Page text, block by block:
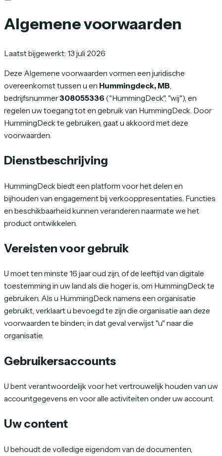
Algemene voorwaarden
Laatst bijgewerkt: 13 juli 2026
Deze Algemene voorwaarden vormen een juridische
overeenkomst tussen u en Hummingdeck, MB,
bedrijfsnummer308055336 ("HummingDeck", "wij"), en
regelen uw toegang tot en gebruik van HummingDeck. Door
HummingDeck te gebruiken, gaat u akkoord met deze
voorwaarden.
Dienstbeschrijving
HummingDeck biedt een platform voor het delen en
bijhouden van engagement bij verkooppresentaties. Functies
en beschikbaarheid kunnen veranderen naarmate we het
product ontwikkelen.
Vereisten voor gebruik
U moet ten minste 16 jaar oud zijn, of de leeftijd van digitale
toestemming in uw land als die hoger is, om HummingDeck te
gebruiken. Als u HummingDeck namens een organisatie
gebruikt, verklaart u bevoegd te zijn die organisatie aan deze
voorwaarden te binden; in dat geval verwijst "u" naar die
organisatie.
Gebruikersaccounts
U bent verantwoordelijk voor het vertrouwelijk houden van uw
accountgegevens en voor alle activiteiten onder uw account.
Uw content
U behoudt de volledige eigendom van de documenten,